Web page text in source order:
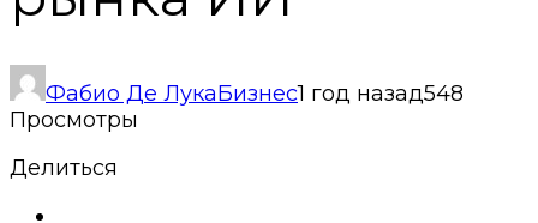
Фабио Де ЛукаБизнес1 год назад548
Просмотры
Делиться